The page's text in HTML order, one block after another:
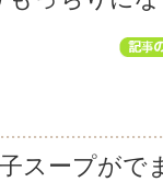
スープがで